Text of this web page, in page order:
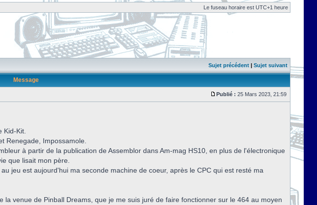
Le fuseau horaire est UTC+1 heure
Sujet précédent | Sujet suivant
Message
Publié : 25 Mars 2023, 21:59
Kid-Kit.
Renegade, Impossamole.
à partir de la publication de Assemblor dans Am-mag HS10, en plus de l'électronique
que lisait mon père.
jeu est aujourd'hui ma seconde machine de coeur, après le CPC qui est resté ma
venue de Pinball Dreams, que je me suis juré de faire fonctionner sur le 464 au moyen